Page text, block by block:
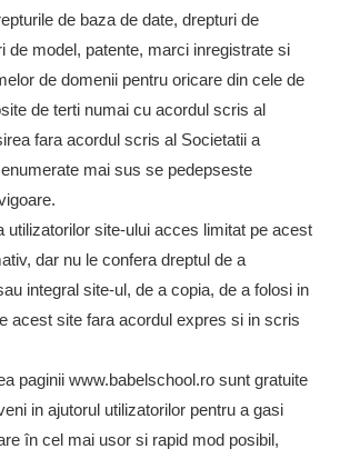
de baza de date, drepturi de
de model, patente, marci inregistrate si
de domenii pentru oricare din cele de
de terti numai cu acordul scris al
fara acordul scris al Societatii a
mai sus se pedepseste
utilizatorilor site-ului acces limitat pe acest
dar nu le confera dreptul de a
integral site-ul, de a copia, de a folosi in
acest site fara acordul expres si in scris
paginii www.babelschool.ro sunt gratuite
in ajutorul utilizatorilor pentru a gasi
în cel mai usor si rapid mod posibil,